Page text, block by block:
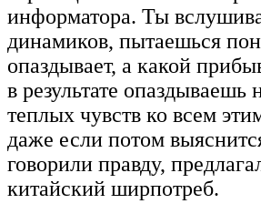
информатора. Ты
динамиков, пытаешься
опаздывает, а какой
в результате
теплых чувств ко всем
даже если потом
говорили правду,
китайский ширпотреб.